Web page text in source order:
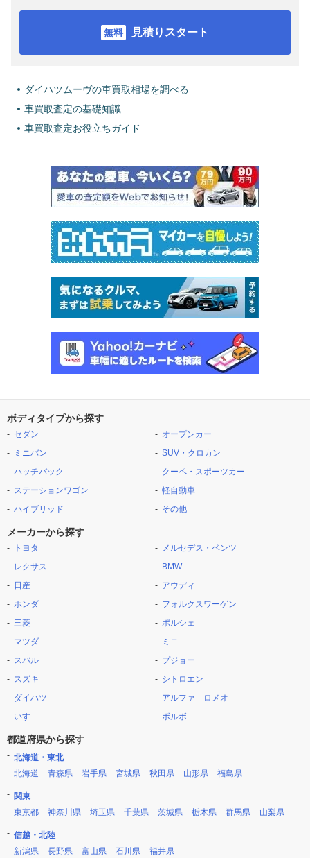
見積りスタート
ダイハツムーヴの車買取相場を調べる
車買取査定の基礎知識
車買取査定お役立ちガイド
ボディタイプから探す
セダン
ミニバン
ハッチバック
ステーションワゴン
ハイブリッド
オープンカー
SUV・クロカン
クーペ・スポーツカー
軽自動車
その他
メーカーから探す
トヨタ
レクサス
日産
ホンダ
三菱
マツダ
スバル
スズキ
ダイハツ
いすゞ
メルセデス・ベンツ
BMW
アウディ
フォルクスワーゲン
ポルシェ
ミニ
プジョー
シトロエン
アルファ ロメオ
ボルボ
都道府県から探す
北海道・東北
北海道
青森県 岩手県 宮城県 秋田県 山形県 福島県
関東
東京都
神奈川県 埼玉県 千葉県 茨城県 栃木県 群馬県 山梨県
信越・北陸
新潟県
長野県 富山県 石川県 福井県